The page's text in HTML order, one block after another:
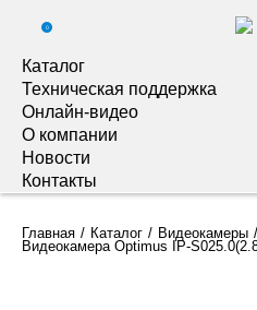
0
Каталог
Техническая поддержка
Онлайн-видео
О компании
Новости
Контакты
Главная Каталог Видеокамеры
Видеокамера Optimus IP-